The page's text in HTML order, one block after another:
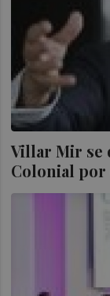
Villar Mir se
Colonial por